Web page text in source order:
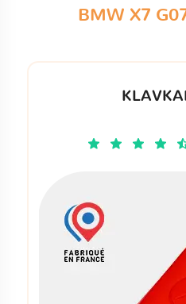
BMW X7